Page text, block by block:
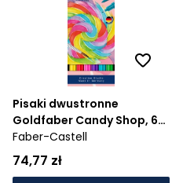
Pisaki dwustronne
Goldfaber Candy Shop, 6
szt.
Faber-Castell
74,77 zł